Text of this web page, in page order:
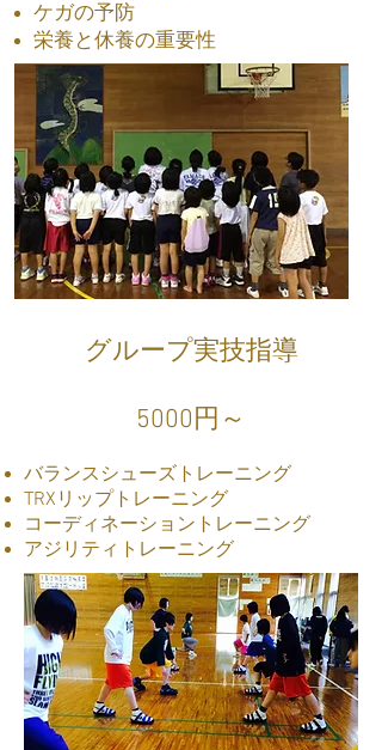
ケガの予防
​栄養と休養の重要性
グループ実技指導
5000円～
バランスシューズトレーニング
TRXリップトレーニング
コーディネーショントレーニング
アジリティトレーニング